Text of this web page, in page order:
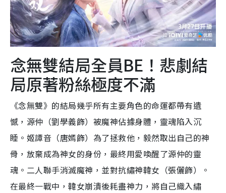
念無雙結局全員BE！悲劇結
局原著粉絲極度不滿
《念無雙》的結局幾乎所有主要角色的命運都帶有遺
憾，源仲（劉學義飾）被魔神佔據身體，靈魂陷入沉
睡。姬譚音（唐嫣飾）為了拯救他，毅然取出自己的神
骨，放棄成為神女的身份，最終用愛喚醒了源仲的靈
魂。二人聯手消滅魔神，並對抗繡神韓女（張儷飾）。
在最終一戰中，韓女崩潰後耗盡神力，將自己織入繡